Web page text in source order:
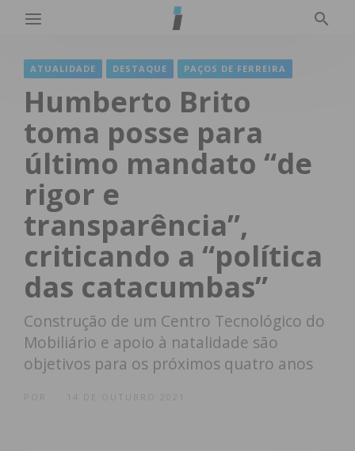
ATUALIDADE DESTAQUE PAÇOS DE FERREIRA
Humberto Brito
toma posse para
último mandato “de
rigor e
transparência”,
criticando a “política
das catacumbas”
Construção de um Centro Tecnológico do
Mobiliário e apoio à natalidade são
objetivos para os próximos quatro anos
14 DE OUTUBRO 2021